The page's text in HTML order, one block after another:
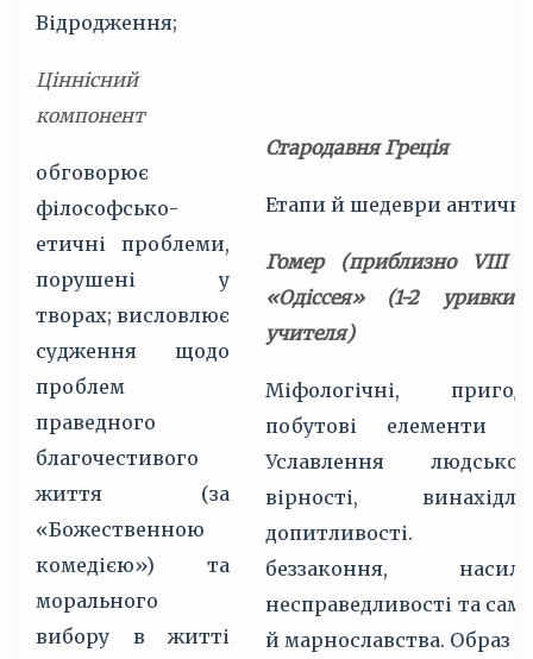
Відродження;
Ціннісний
компонент
обговорює
філософсько-
етичні проблеми,
порушені у
творах; висловлює
судження щодо
проблем
праведного
благочестивого
життя (за
«Божественною
комедією») та
морального
вибору в житті
Стародавня Греція
Етапи й шедеври
Гомер (приблизно VIII
«Одіссея» (1-2
учителя)
Міфологічні,
побутові елементи в
Уславлення
вірності,
допитливості.
беззаконня,
несправедливості та
й марнославства. Образ